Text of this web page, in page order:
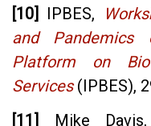
[10]
IPBES,
and Pandemics
Platform on
Services(IPBES),
[11]
Mike